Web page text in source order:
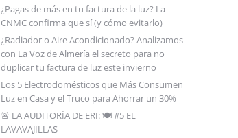
¿Pagas de más en tu factura de la luz? La
CNMC confirma que sí (y cómo evitarlo)
¿Radiador o Aire Acondicionado? Analizamos
con La Voz de Almería el secreto para no
duplicar tu factura de luz este invierno
Los 5 Electrodomésticos que Más Consumen
Luz en Casa y el Truco para Ahorrar un 30%
🚨 LA AUDITORÍA DE ERI: 🍽️ #5 EL
LAVAVAJILLAS